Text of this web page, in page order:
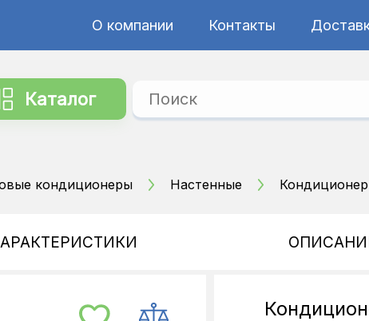
О компании Контакты
Каталог
кондиционеры Настенные Кондиционер